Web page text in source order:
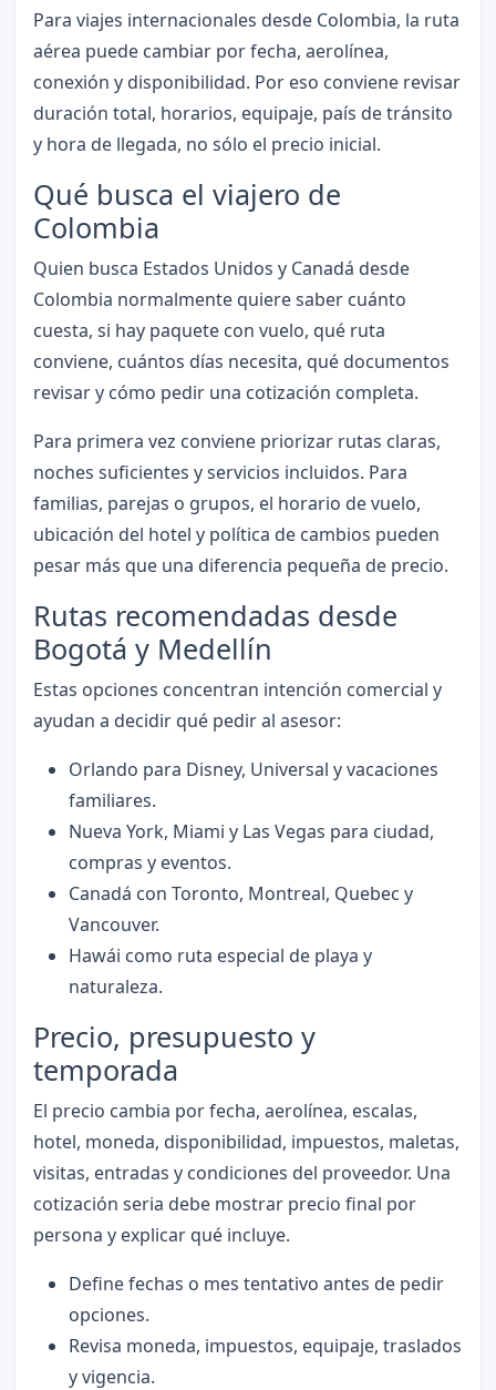
Para viajes internacionales desde Colombia, la ruta
aérea puede cambiar por fecha, aerolínea,
conexión y disponibilidad. Por eso conviene revisar
duración total, horarios, equipaje, país de tránsito
y hora de llegada, no sólo el precio inicial.
Qué busca el viajero de
Colombia
Quien busca Estados Unidos y Canadá desde
Colombia normalmente quiere saber cuánto
cuesta, si hay paquete con vuelo, qué ruta
conviene, cuántos días necesita, qué documentos
revisar y cómo pedir una cotización completa.
Para primera vez conviene priorizar rutas claras,
noches suficientes y servicios incluidos. Para
familias, parejas o grupos, el horario de vuelo,
ubicación del hotel y política de cambios pueden
pesar más que una diferencia pequeña de precio.
Rutas recomendadas desde
Bogotá y Medellín
Estas opciones concentran intención comercial y
ayudan a decidir qué pedir al asesor:
Orlando para Disney, Universal y vacaciones
familiares.
Nueva York, Miami y Las Vegas para ciudad,
compras y eventos.
Canadá con Toronto, Montreal, Quebec y
Vancouver.
Hawái como ruta especial de playa y
naturaleza.
Precio, presupuesto y
temporada
El precio cambia por fecha, aerolínea, escalas,
hotel, moneda, disponibilidad, impuestos, maletas,
visitas, entradas y condiciones del proveedor. Una
cotización seria debe mostrar precio final por
persona y explicar qué incluye.
Define fechas o mes tentativo antes de pedir
opciones.
Revisa moneda, impuestos, equipaje, traslados
y vigencia.